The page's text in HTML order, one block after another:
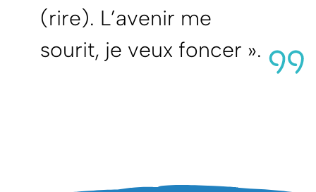
(rire). L’avenir me
sourit, je veux foncer ».